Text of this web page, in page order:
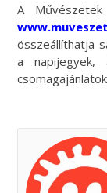
A
összeállíthatja
a napijegyek,